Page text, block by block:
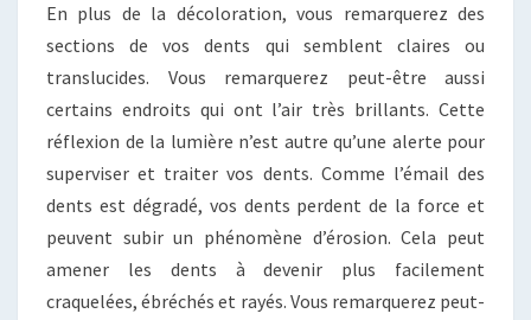
En plus de la décoloration, vous remarquerez des
sections de vos dents qui semblent claires ou
translucides. Vous remarquerez peut-être aussi
certains endroits qui ont l’air très brillants. Cette
réflexion de la lumière n’est autre qu’une alerte pour
superviser et traiter vos dents. Comme l’émail des
dents est dégradé, vos dents perdent de la force et
peuvent subir un phénomène d’érosion. Cela peut
amener les dents à devenir plus facilement
craquelées, ébréchés et rayés. Vous remarquerez peut-